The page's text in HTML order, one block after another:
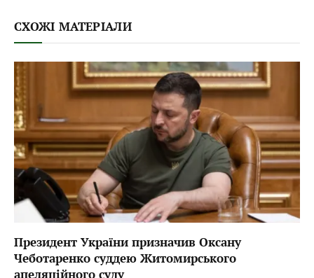
СХОЖІ МАТЕРІАЛИ
Президент України призначив Оксану
Чеботаренко суддею Житомирського
апеляційного суду